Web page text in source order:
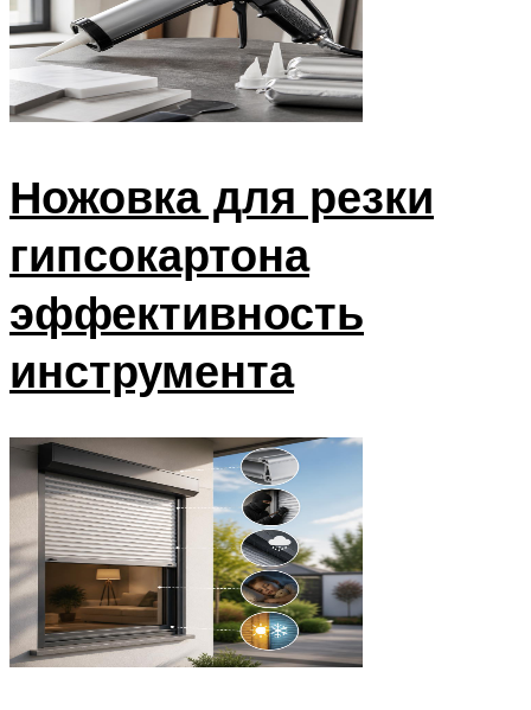
Ножовка для резки
гипсокартона
эффективность
инструмента